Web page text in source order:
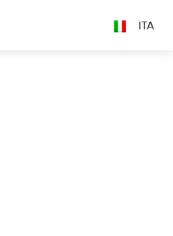
ITA